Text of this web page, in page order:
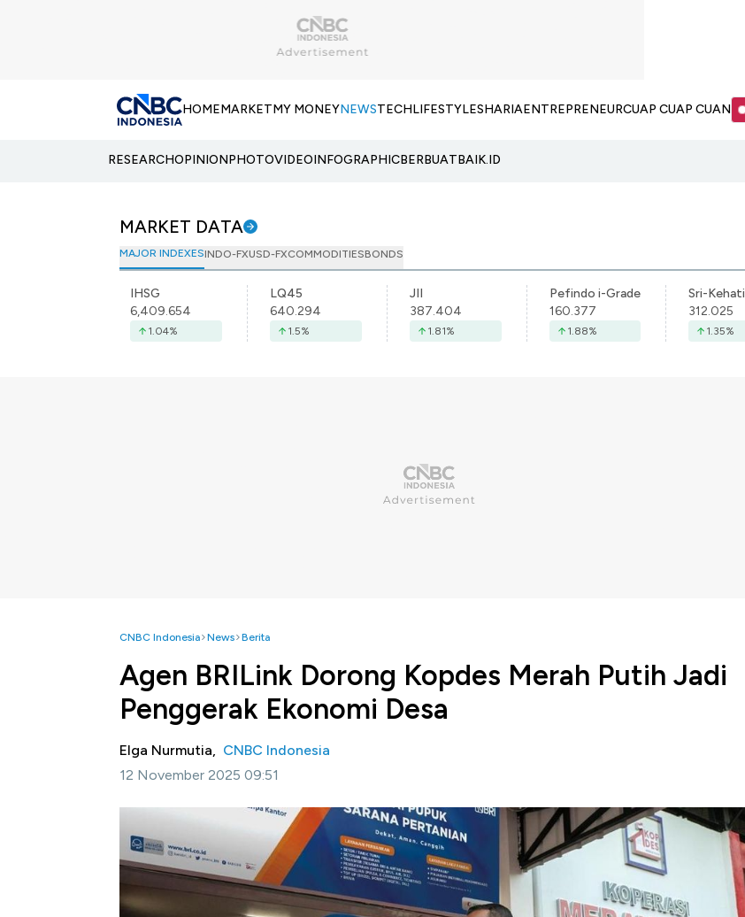
HOMEMARKETMY MONEYNEWSTECHLIFESTYLESHARIAENTREPRENEURCUAP CUAP CUAN
RESEARCHOPINIONPHOTOVIDEOINFOGRAPHICBERBUATBAIK.ID
MARKET DATA
MAJOR INDEXESINDO-FXUSD-FXCOMMODITIESBONDS
IHSG
6,409.654
1.04%
LQ45
640.294
1.5%
JII
387.404
1.81%
Pefindo i-Grade
160.377
1.88%
Sri-Kehati
312.025
1.35%
CNBC Indonesia News Berita
Agen BRILink Dorong Kopdes Merah Putih Jadi
Penggerak Ekonomi Desa
Elga Nurmutia, CNBC Indonesia
12 November 2025 09:51